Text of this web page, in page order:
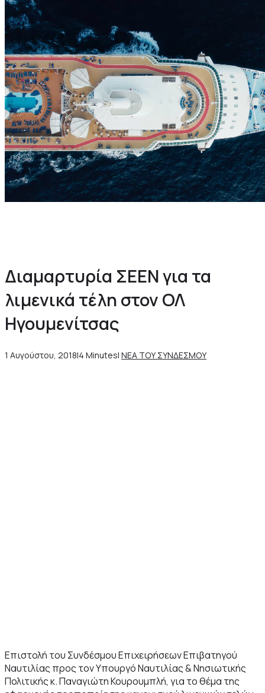
Διαμαρτυρία ΣΕΕΝ για τα
λιμενικά τέλη στον ΟΛ
Ηγουμενίτσας
1 Αυγούστου, 2018|4 Minutes| ΝΕΑ ΤΟΥ ΣΥΝΔΕΣΜΟΥ
Επιστολή του Συνδέσμου Επιχειρήσεων Επιβατηγού
Ναυτιλίας προς τον Υπουργό Ναυτιλίας & Νησιωτικής
Πολιτικής κ. Παναγιώτη Κουρουμπλή, για το θέμα της